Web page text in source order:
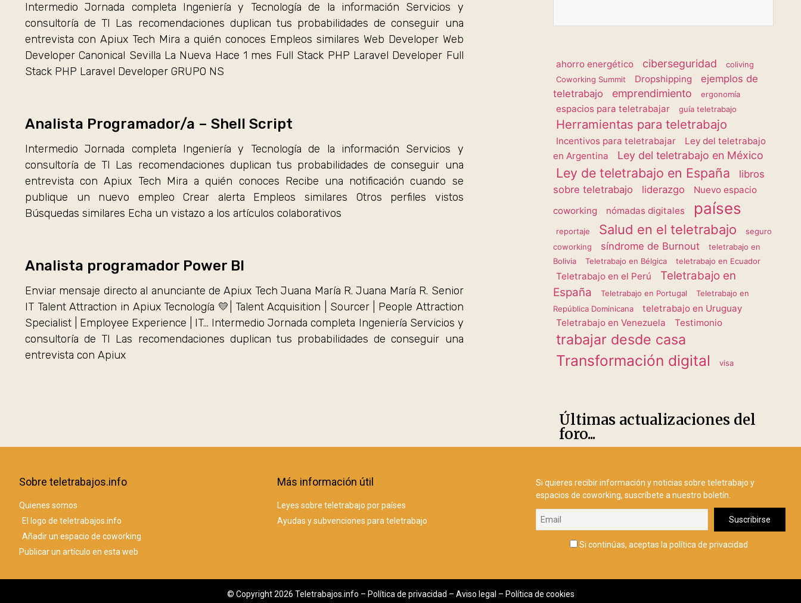
Intermedio Jornada completa Ingeniería y Tecnología de la información Servicios y
consultoría de TI Las recomendaciones duplican tus probabilidades de conseguir una
entrevista con Apiux Tech Mira a quién conoces Empleos similares Web Developer Web
Developer Canonical Sevilla La Nueva Hace 1 mes Full Stack PHP Laravel Developer Full
Stack PHP Laravel Developer GRUPO NS
Analista Programador/a – Shell Script
Intermedio Jornada completa Ingeniería y Tecnología de la información Servicios y
consultoría de TI Las recomendaciones duplican tus probabilidades de conseguir una
entrevista con Apiux Tech Mira a quién conoces Recibe una notificación cuando se
publique un nuevo empleo Crear alerta Empleos similares Otros perfiles vistos
Búsquedas similares Echa un vistazo a los artículos colaborativos
Analista programador Power BI
Enviar mensaje directo al anunciante de Apiux Tech Juana María R. Juana María R. Senior
IT Talent Attraction in Apiux Tecnología 💛| Talent Acquisition | Sourcer | People Attraction
Specialist | Employee Experience | IT… Intermedio Jornada completa Ingeniería Servicios y
consultoría de TI Las recomendaciones duplican tus probabilidades de conseguir una
entrevista con Apiux
ahorro energético ciberseguridad
coliving
Coworking Summit
Dropshipping
ejemplos de
teletrabajo
emprendimiento ergonomía
espacios para teletrabajar guía teletrabajo
Herramientas para teletrabajo
Incentivos para teletrabajar
Ley del teletrabajo
en Argentina
Ley del teletrabajo en México
Ley de teletrabajo en España
libros
sobre teletrabajo
liderazgo
Nuevo espacio
coworking
nómadas digitales países
reportaje Salud en el teletrabajo
seguro
coworking
síndrome de Burnout
teletrabajo en
Bolivia
Teletrabajo en Bélgica teletrabajo en Ecuador
Teletrabajo en el Perú
Teletrabajo en
España
Teletrabajo en Portugal
Teletrabajo en
República Dominicana
teletrabajo en Uruguay
Teletrabajo en Venezuela
Testimonio
trabajar desde casa
Transformación digital visa
Últimas actualizaciones del
foro...
Sobre teletrabajos.info
Quienes somos
El logo de teletrabajos.info
Añadir un espacio de coworking
Publicar un artículo en esta web
Más información útil
Leyes sobre teletrabajo por países
Ayudas y subvenciones para teletrabajo
Si quieres recibir información y noticias sobre teletrabajo y
espacios de coworking, suscríbete a nuestro boletín.
Si continúas, aceptas la política de privacidad
© Copyright 2026 Teletrabajos.info – Política de privacidad – Aviso legal – Política de cookies